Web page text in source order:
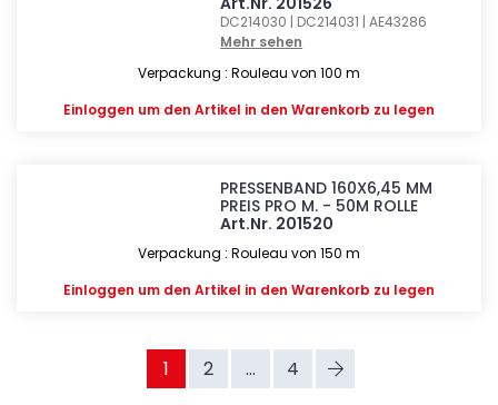
DC214030 | DC214031 | AE43286
Mehr sehen
Verpackung : Rouleau von 100 m
Einloggen um den Artikel in den Warenkorb zu legen
PRESSENBAND 160X6,45 MM
PREIS PRO M. - 50M ROLLE
Art.Nr. 201520
Verpackung : Rouleau von 150 m
Einloggen um den Artikel in den Warenkorb zu legen
1 2 ... 4